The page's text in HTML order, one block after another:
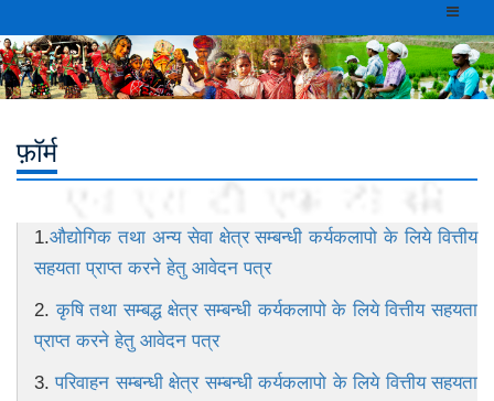
Toggle
फ़ॉर्म
1.औद्योगिक तथा अन्य सेवा क्षेत्र सम्बन्धी कर्यकलापो के लिये वित्तीय
सहयता प्राप्त करने हेतु आवेदन पत्र
2.कृषि तथा सम्बद्ध क्षेत्र सम्बन्धी कर्यकलापो के लिये वित्तीय सहयता
प्राप्त करने हेतु आवेदन पत्र
3.परिवाहन सम्बन्धी क्षेत्र सम्बन्धी कर्यकलापो के लिये वित्तीय सहयता